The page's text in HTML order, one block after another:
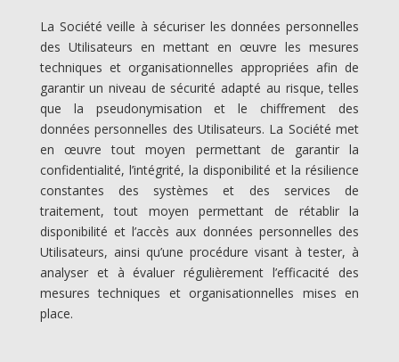
La Société veille à sécuriser les données personnelles
des Utilisateurs en mettant en œuvre les mesures
techniques et organisationnelles appropriées afin de
garantir un niveau de sécurité adapté au risque, telles
que la pseudonymisation et le chiffrement des
données personnelles des Utilisateurs. La Société met
en œuvre tout moyen permettant de garantir la
confidentialité, l’intégrité, la disponibilité et la résilience
constantes des systèmes et des services de
traitement, tout moyen permettant de rétablir la
disponibilité et l’accès aux données personnelles des
Utilisateurs, ainsi qu’une procédure visant à tester, à
analyser et à évaluer régulièrement l’efficacité des
mesures techniques et organisationnelles mises en
place.